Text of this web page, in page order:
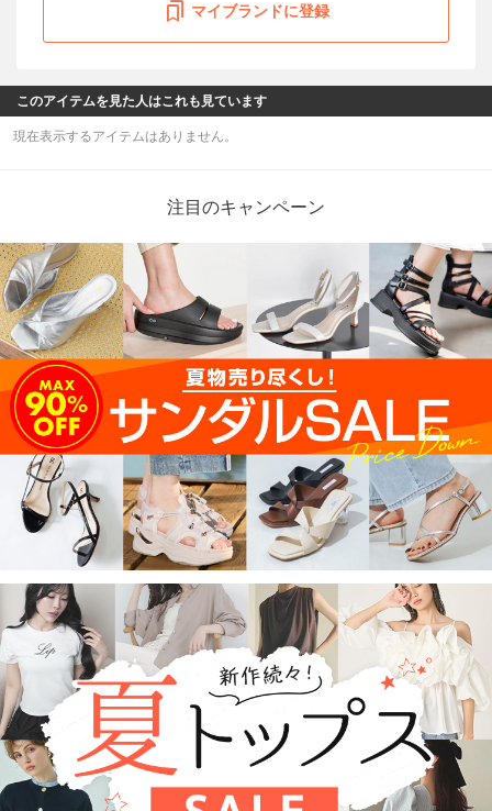
マイブランドに登録
このアイテムを見た人はこれも見ています
現在表示するアイテムはありません。
注目のキャンペーン